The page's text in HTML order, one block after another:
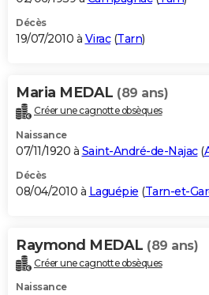
Décès
19/07/2010 à Virac(Tarn)
Maria MEDAL (89 ans)
Créer une cagnotte obsèques
Naissance
07/11/1920 à Saint-André-de-Najac(
Décès
08/04/2010 à Laguépie (Tarn-et-
Raymond MEDAL (89 ans)
Créer une cagnotte obsèques
Naissance